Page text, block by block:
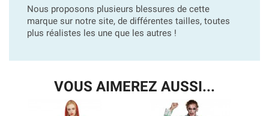
Nous proposons plusieurs blessures de cette
marque sur notre site, de différentes tailles, toutes
plus réalistes les une que les autres !
VOUS AIMEREZ AUSSI...